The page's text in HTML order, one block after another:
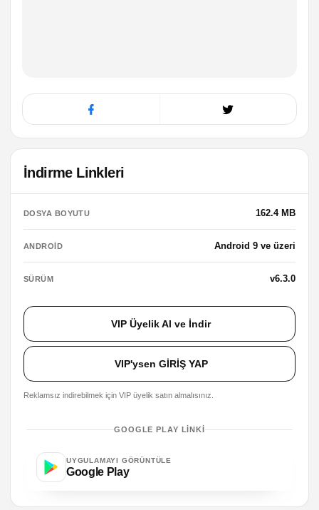
İndirme Linkleri
DOSYA BOYUTU 162.4 MB
ANDROID Android 9 ve üzeri
SÜRÜM v6.3.0
VIP Üyelik Al ve İndir
VIP'ysen GİRİŞ YAP
Reklamsız indirebilmek için VIP üyelik satın almalısınız.
GOOGLE PLAY LINKI
UYGULAMAYI GÖRÜNTÜLE
Google Play